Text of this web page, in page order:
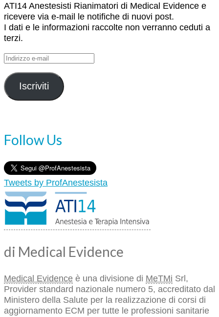
ATI14 Anestesisti Rianimatori di Medical Evidence e
ricevere via e-mail le notifiche di nuovi post.
I dati e le informazioni raccolte non verranno ceduti a
terzi.
Indirizzo
mail
Iscriviti
Follow Us
Tweets by ProfAnestesista
di Medical Evidence
Medical Evidence è una divisione di MeTMi Srl,
Provider standard nazionale numero 5, accreditato dal
Ministero della Salute per la realizzazione di corsi di
aggiornamento ECM per tutte le professioni sanitarie